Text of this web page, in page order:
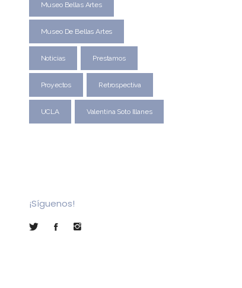
Museo Bellas Artes
Museo De Bellas Artes
Noticias Prestamos
Proyectos Retrospectiva
UCLA Valentina Soto Illanes
¡Síguenos!